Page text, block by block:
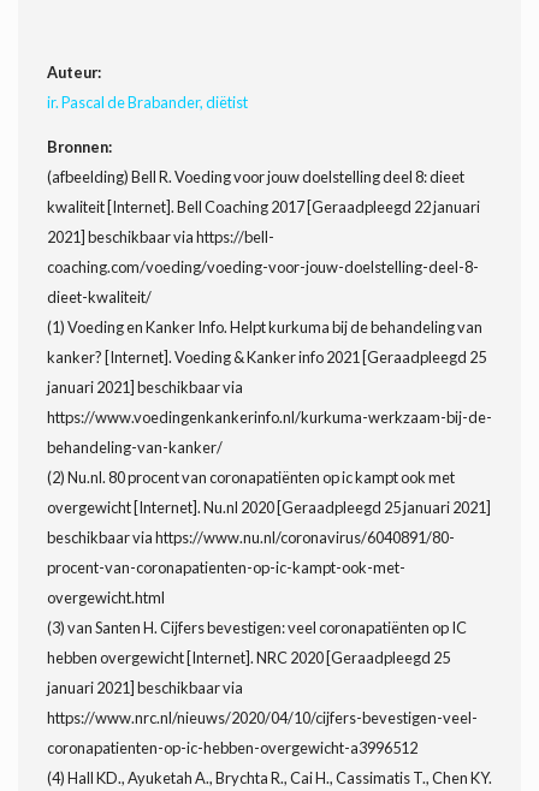
Auteur:
ir. Pascal de Brabander, diëtist
Bronnen:
(afbeelding) Bell R. Voeding voor jouw doelstelling deel 8: dieet
kwaliteit [Internet]. Bell Coaching 2017 [Geraadpleegd 22 januari
2021] beschikbaar via https://bell-
coaching.com/voeding/voeding-voor-jouw-doelstelling-deel-8-
dieet-kwaliteit/
(1) Voeding en Kanker Info. Helpt kurkuma bij de behandeling van
kanker? [Internet]. Voeding & Kanker info 2021 [Geraadpleegd 25
januari 2021] beschikbaar via
https://www.voedingenkankerinfo.nl/kurkuma-werkzaam-bij-de-
behandeling-van-kanker/
(2) Nu.nl. 80 procent van coronapatiënten op ic kampt ook met
overgewicht [Internet]. Nu.nl 2020 [Geraadpleegd 25 januari 2021]
beschikbaar via https://www.nu.nl/coronavirus/6040891/80-
procent-van-coronapatienten-op-ic-kampt-ook-met-
overgewicht.html
(3) van Santen H. Cijfers bevestigen: veel coronapatiënten op IC
hebben overgewicht [Internet]. NRC 2020 [Geraadpleegd 25
januari 2021] beschikbaar via
https://www.nrc.nl/nieuws/2020/04/10/cijfers-bevestigen-veel-
coronapatienten-op-ic-hebben-overgewicht-a3996512
(4) Hall KD., Ayuketah A., Brychta R., Cai H., Cassimatis T., Chen KY.